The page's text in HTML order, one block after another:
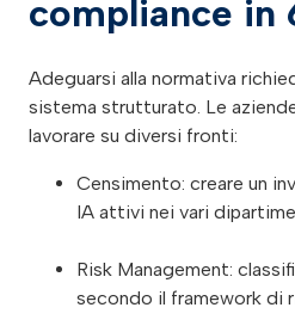
compliance in
Adeguarsi alla normativa
sistema strutturato. Le
lavorare su diversi fronti:
Censimento: creare un
IA attivi nei vari
Risk Management:
secondo il framework di